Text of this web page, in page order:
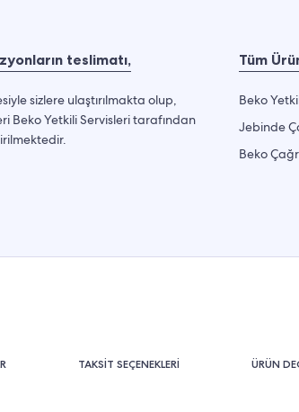
teslimatı,
sizlere ulaştırılmakta olup,
Beko Yetkili Servisleri tarafından
Tüm
Beko
Jebinde
Beko
TAKSİT SEÇENEKLERİ ÜRÜN